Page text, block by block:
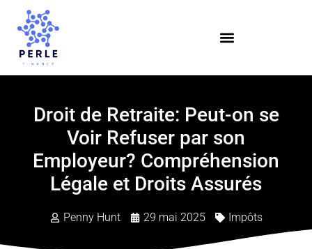
Droit de Retraite: Peut-on se
Voir Refuser par son
Employeur? Compréhension
Légale et Droits Assurés
Penny Hunt 29 mai 2025 Impôts